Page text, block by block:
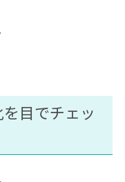
目でチェッ